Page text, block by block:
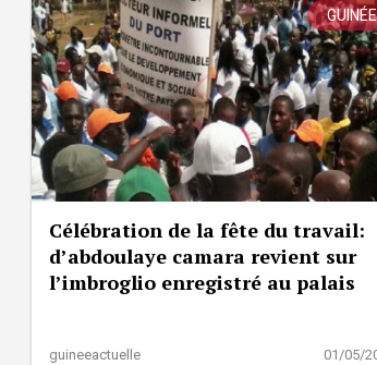
GUINÉE
Célébration de la fête du travail:
d’abdoulaye camara revient sur
l’imbroglio enregistré au palais
guineeactuelle 01/05/